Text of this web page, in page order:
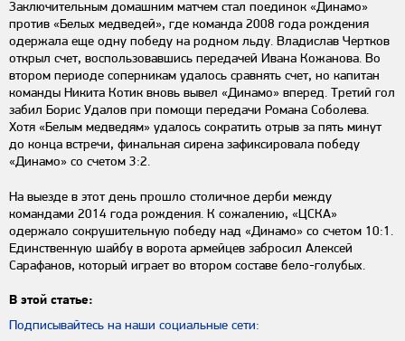
Заключительным домашним матчем стал поединок «Динамо»
против «Белых медведей», где команда 2008 года рождения
одержала еще одну победу на родном льду. Владислав Чертков
открыл счет, воспользовавшись передачей Ивана Кожанова. Во
втором периоде соперникам удалось сравнять счет, но капитан
команды Никита Котик вновь вывел «Динамо» вперед. Третий гол
забил Борис Удалов при помощи передачи Романа Соболева.
Хотя «Белым медведям» удалось сократить отрыв за пять минут
до конца встречи, финальная сирена зафиксировала победу
«Динамо» со счетом 3:2.
На выезде в этот день прошло столичное дерби между
командами 2014 года рождения. К сожалению, «ЦСКА»
одержало сокрушительную победу над «Динамо» со счетом 10:1.
Единственную шайбу в ворота армейцев забросил Алексей
Сарафанов, который играет во втором составе бело-голубых.
В этой статье:
Подписывайтесь на наши социальные сети: